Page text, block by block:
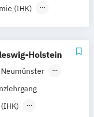
(IHK)
in für
in
Holstein
Neumünster
Heide
Ahrensburg